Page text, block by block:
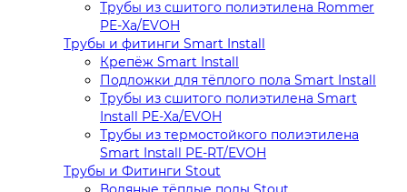
Трубы из сшитого полиэтилена Rommer
PE-Xa/EVOH
Трубы и фитинги Smart Install
Крепёж Smart Install
Подложки для тёплого пола Smart Install
Трубы из сшитого полиэтилена Smart
Install PE-Xa/EVOH
Трубы из термостойкого полиэтилена
Smart Install PE-RT/EVOH
Трубы и Фитинги Stout